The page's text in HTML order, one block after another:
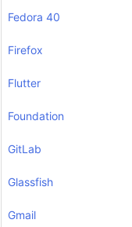
Fedora 40
Firefox
Flutter
Foundation
GitLab
Glassfish
Gmail